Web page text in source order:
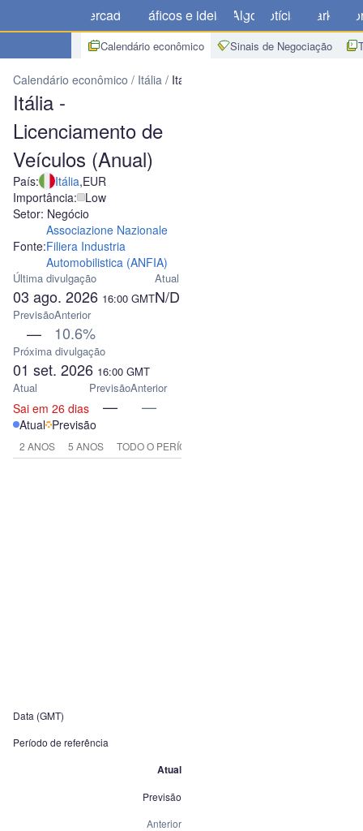
Mercados Gráficos e ideias Algo Notícias Market
Calendário econômico Sinais de Negociação
Calendário econômico Itália Itália - Licenciamento de Veículos
Itália -
Licenciamento de
Veículos (Anual)
País: Itália,EUR
Importância: Low
Setor: Negócio
Fonte:
Associazione Nazionale
Filiera Industria
Automobilistica (ANFIA)
Última divulgação
03 ago. 2026 16:00 GMT
Atual
N/D
Previsão
—
Anterior
10.6%
Próxima divulgação
01 set. 2026 16:00 GMT
Atual
Sai em 26 dias
Previsão
—
Anterior
—
Atual Previsão
2 ANOS 5 ANOS TODO O PERÍODO
Data (GMT)
Período de referência
Atual
Previsão
Anterior